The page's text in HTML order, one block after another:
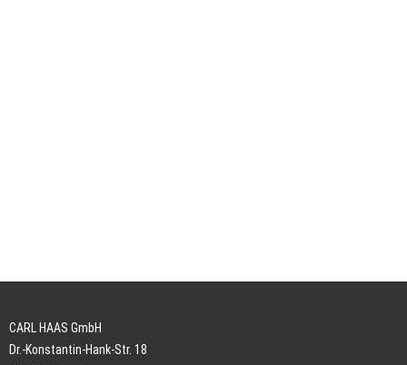
CARL HAAS GmbH
Dr.-Konstantin-Hank-Str. 18